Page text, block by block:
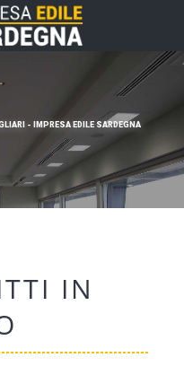
- IMPRESA EDILE SARDEGNA
IN